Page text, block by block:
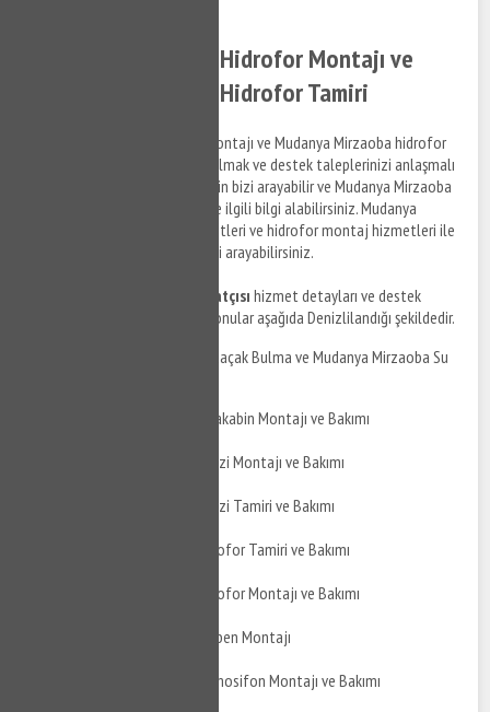
Mudanya Mirzaoba Hidrofor Montajı ve
Mudanya Mirzaoba Hidrofor Tamiri
Mudanya Mirzaoba hidrofor montajı ve Mudanya Mirzaoba hidrofor
tamir hizmetleri ile ilgili bilgi almak ve destek taleplerinizi anlaşmalı
firma personellerine iletmek için bizi arayabilir ve Mudanya Mirzaoba
bölgesinde su tesisat tamiri ile ilgili bilgi alabilirsiniz. Mudanya
Mirzaoba hidrofor tamir hizmetleri ve hidrofor montaj hizmetleri ile
ilgili detaylı bilgi almak için bizi arayabilirsiniz.
Mudanya Mirzaoba su tesisatçısı hizmet detayları ve destek
taleplerinizi iletebileceğiniz konular aşağıda Denizlilandığı şekildedir.
Mudanya Mirzaoba Su Kaçak Bulma ve Mudanya Mirzaoba Su
Mudanya Mirzaoba Duşakabin Montajı ve Bakımı
Mudanya Mirzaoba Jakuzi Montajı ve Bakımı
Mudanya Mirzaoba Jakuzi Tamiri ve Bakımı
Mudanya Mirzaoba Hidrofor Tamiri ve Bakımı
Mudanya Mirzaoba Hidrofor Montajı ve Bakımı
Mudanya Mirzaoba Şofben Montajı
Mudanya Mirzaoba Termosifon Montajı ve Bakımı